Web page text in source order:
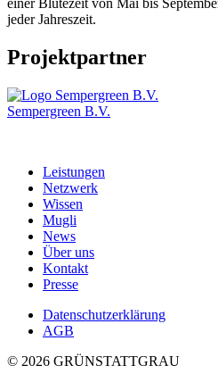
einer Blütezeit von Mai bis
jeder Jahreszeit.
Projektpartner
Sempergreen B.V.
Leistungen
Netzwerk
Wissen
Mugli
News
Über uns
Kontakt
Presse
Datenschutzerklärung
AGB
© 2026 GRÜNSTATTGRAU